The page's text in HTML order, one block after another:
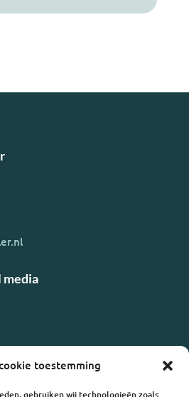
toestemming
gebruiken wij technologieën zoals
media